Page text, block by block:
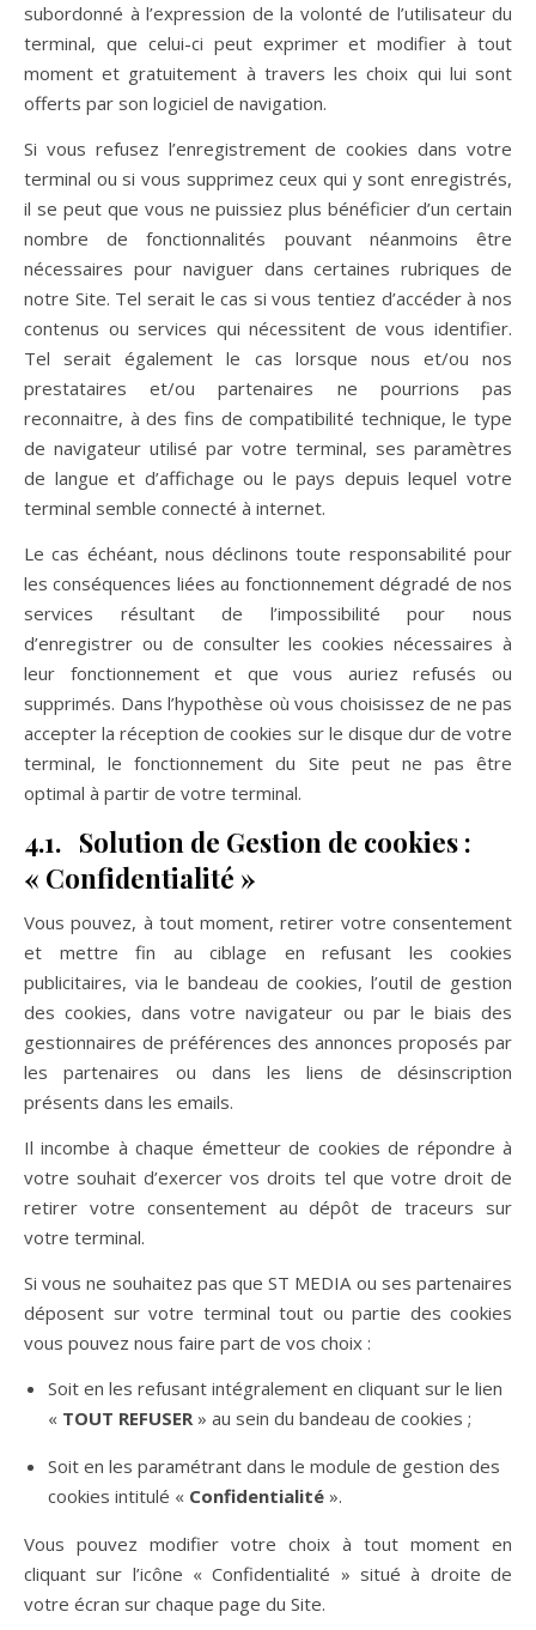
subordonné à l’expression de la volonté de l’utilisateur du
terminal, que celui-ci peut exprimer et modifier à tout
moment et gratuitement à travers les choix qui lui sont
offerts par son logiciel de navigation.
Si vous refusez l’enregistrement de cookies dans votre
terminal ou si vous supprimez ceux qui y sont enregistrés,
il se peut que vous ne puissiez plus bénéficier d’un certain
nombre de fonctionnalités pouvant néanmoins être
nécessaires pour naviguer dans certaines rubriques de
notre Site. Tel serait le cas si vous tentiez d’accéder à nos
contenus ou services qui nécessitent de vous identifier.
Tel serait également le cas lorsque nous et/ou nos
prestataires et/ou partenaires ne pourrions pas
reconnaitre, à des fins de compatibilité technique, le type
de navigateur utilisé par votre terminal, ses paramètres
de langue et d’affichage ou le pays depuis lequel votre
terminal semble connecté à internet.
Le cas échéant, nous déclinons toute responsabilité pour
les conséquences liées au fonctionnement dégradé de nos
services résultant de l’impossibilité pour nous
d’enregistrer ou de consulter les cookies nécessaires à
leur fonctionnement et que vous auriez refusés ou
supprimés. Dans l’hypothèse où vous choisissez de ne pas
accepter la réception de cookies sur le disque dur de votre
terminal, le fonctionnement du Site peut ne pas être
optimal à partir de votre terminal.
4.1. Solution de Gestion de cookies :
« Confidentialité »
Vous pouvez, à tout moment, retirer votre consentement
et mettre fin au ciblage en refusant les cookies
publicitaires, via le bandeau de cookies, l’outil de gestion
des cookies, dans votre navigateur ou par le biais des
gestionnaires de préférences des annonces proposés par
les partenaires ou dans les liens de désinscription
présents dans les emails.
Il incombe à chaque émetteur de cookies de répondre à
votre souhait d’exercer vos droits tel que votre droit de
retirer votre consentement au dépôt de traceurs sur
votre terminal.
Si vous ne souhaitez pas que ST MEDIA ou ses partenaires
déposent sur votre terminal tout ou partie des cookies
vous pouvez nous faire part de vos choix :
Soit en les refusant intégralement en cliquant sur le lien
« TOUT REFUSER» au sein du bandeau de cookies ;
Soit en les paramétrant dans le module de gestion des
cookies intitulé « Confidentialité ».
Vous pouvez modifier votre choix à tout moment en
cliquant sur l’icône « Confidentialité » situé à droite de
votre écran sur chaque page du Site.